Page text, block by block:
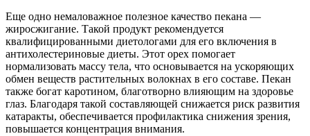
Еще одно немаловажное полезное качество пекана —
жиросжигание. Такой продукт рекомендуется
квалифицированными диетологами для его включения в
антихолестериновые диеты. Этот орех помогает
нормализовать массу тела, что основывается на ускоряющих
обмен веществ растительных волокнах в его составе. Пекан
также богат каротином, благотворно влияющим на здоровье
глаз. Благодаря такой составляющей снижается риск развития
катаракты, обеспечивается профилактика снижения зрения,
повышается концентрация внимания.